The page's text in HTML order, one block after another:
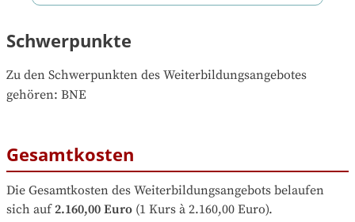
Schwerpunkte
Zu den Schwerpunkten des Weiterbildungsangebotes
gehören: BNE
Gesamtkosten
Die Gesamtkosten des Weiterbildungsangebots belaufen
sich auf 2.160,00 Euro (1 Kurs à 2.160,00 Euro).